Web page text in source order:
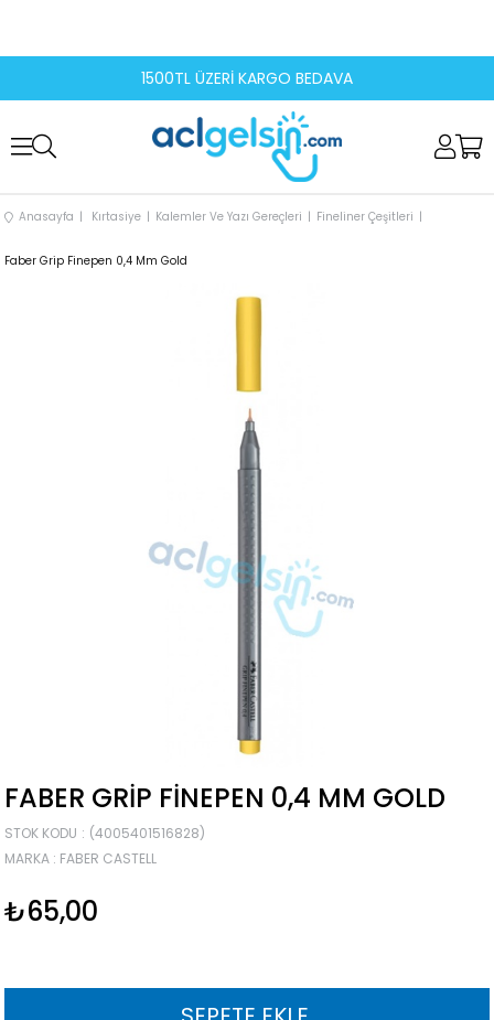
1500TL ÜZERİ KARGO BEDAVA
Anasayfa Kırtasiye Kalemler Ve Yazı Gereçleri Fineliner Çeşitleri
Faber Grip Finepen 0,4 Mm Gold
FABER GRIP FINEPEN 0,4 MM GOLD
STOK KODU
(4005401516828)
MARKA : FABER CASTELL
₺65,00